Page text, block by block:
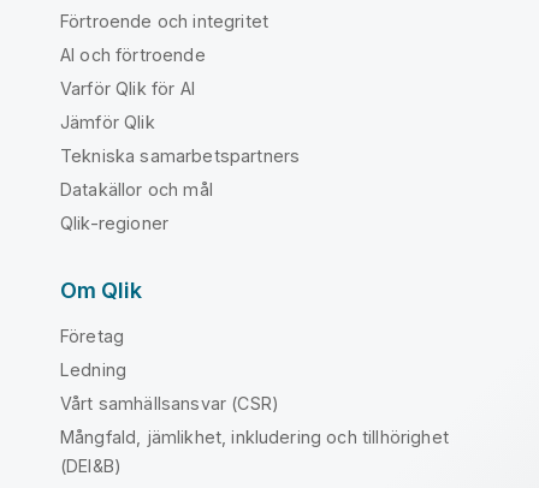
Förtroende och integritet
AI och förtroende
Varför Qlik för AI
Jämför Qlik
Tekniska samarbetspartners
Datakällor och mål
Qlik-regioner
Om Qlik
Företag
Ledning
Vårt samhällsansvar (CSR)
Mångfald, jämlikhet, inkludering och tillhörighet
(DEI&B)